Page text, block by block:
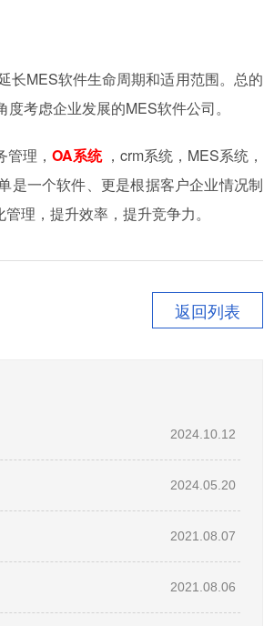
长MES软件生命周期和适用范围。总的
考虑企业发展的MES软件公司。
理， OA系统 ，crm系统，MES系统，
是一个软件、更是根据客户企业情况制
理，提升效率，提升竞争力。
返回列表
2024.10.12
2024.05.20
2021.08.07
2021.08.06